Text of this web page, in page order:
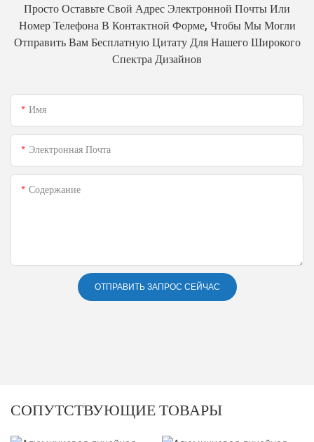
Просто Оставьте Свой Адрес Электронной Почты Или
Номер Телефона В Контактной Форме, Чтобы Мы Могли
Отправить Вам Бесплатную Цитату Для Нашего Широкого
Спектра Дизайнов
Имя
Электронная Почта
Содержание
ОТПРАВИТЬ ЗАПРОС СЕЙЧАС
СОПУТСТВУЮЩИЕ ТОВАРЫ